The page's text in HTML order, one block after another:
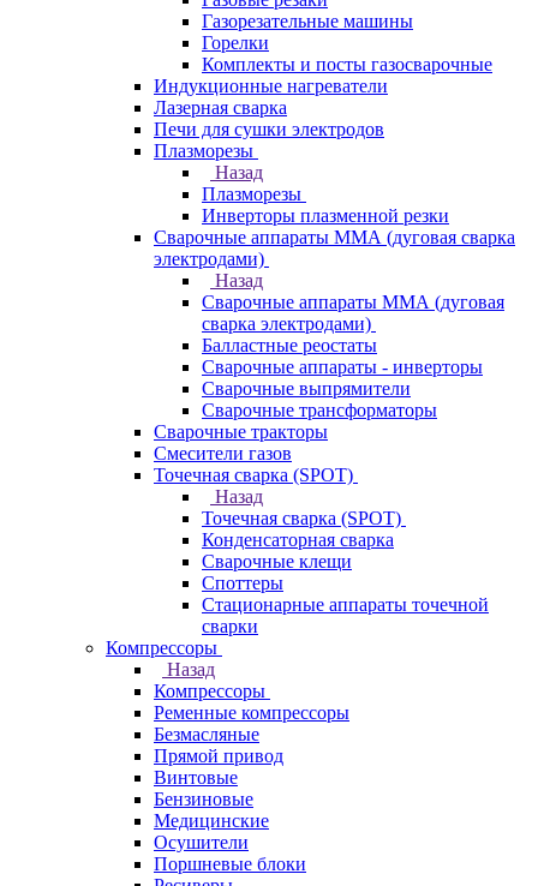
Газорезательные машины
Горелки
Комплекты и посты газосварочные
Индукционные нагреватели
Лазерная сварка
Печи для сушки электродов
Плазморезы
Назад
Плазморезы
Инверторы плазменной резки
Сварочные аппараты ММА (дуговая сварка
электродами)
Назад
Сварочные аппараты ММА (дуговая
сварка электродами)
Балластные реостаты
Сварочные аппараты - инверторы
Сварочные выпрямители
Сварочные трансформаторы
Сварочные тракторы
Смесители газов
Точечная сварка (SPOT)
Назад
Точечная сварка (SPOT)
Конденсаторная сварка
Сварочные клещи
Споттеры
Стационарные аппараты точечной
сварки
Компрессоры
Назад
Компрессоры
Ременные компрессоры
Безмасляные
Прямой привод
Винтовые
Бензиновые
Медицинские
Осушители
Поршневые блоки